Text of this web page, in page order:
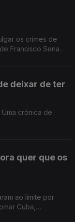
os crimes de
Francisco Sena
deixar de ter
crónica de
quer que os
ao limite por
Cuba,